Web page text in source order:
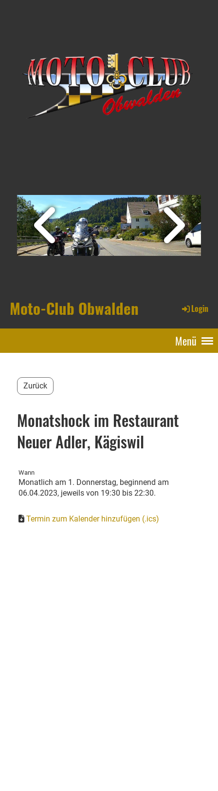
Moto-Club Obwalden Login
Menü
Zurück
Monatshock im Restaurant
Neuer Adler, Kägiswil
Wann
Monatlich am 1. Donnerstag, beginnend am
06.04.2023, jeweils von 19:30 bis 22:30.
Termin zum Kalender hinzufügen (.ics)